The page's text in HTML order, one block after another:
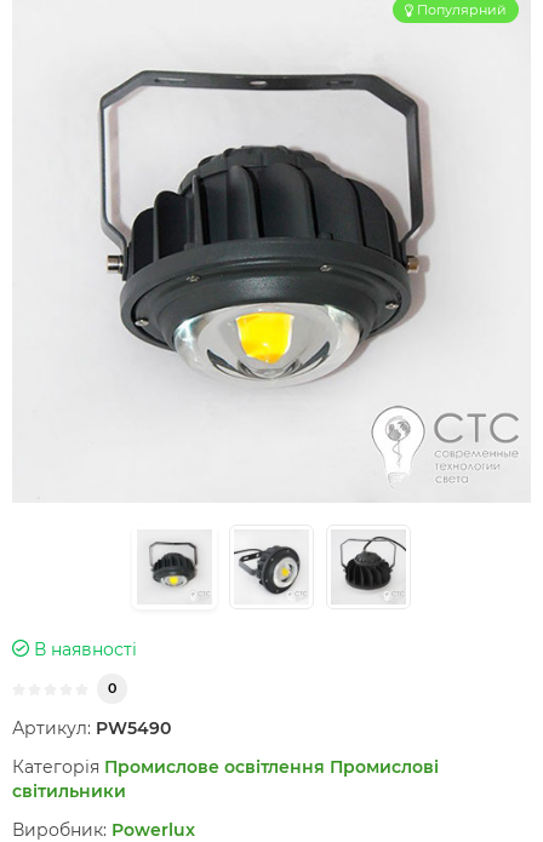
Популярний
В наявності
0
Артикул: PW5490
Категорія Промислове освітлення Промислові
світильники
Виробник: Powerlux